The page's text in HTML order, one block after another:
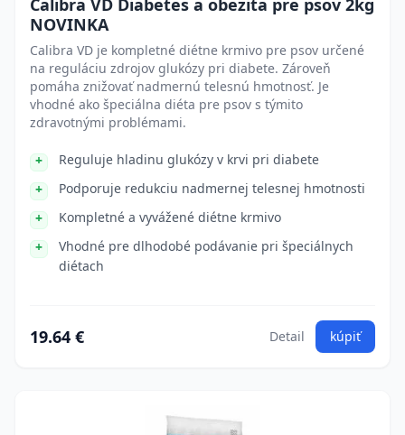
Calibra VD Diabetes a obezita pre psov 2kg
NOVINKA
Calibra VD je kompletné diétne krmivo pre psov určené
na reguláciu zdrojov glukózy pri diabete. Zároveň
pomáha znižovať nadmernú telesnú hmotnosť. Je
vhodné ako špeciálna diéta pre psov s týmito
zdravotnými problémami.
Reguluje hladinu glukózy v krvi pri diabete
Podporuje redukciu nadmernej telesnej hmotnosti
Kompletné a vyvážené diétne krmivo
Vhodné pre dlhodobé podávanie pri špeciálnych
diétach
19.64 € Detail kúpiť